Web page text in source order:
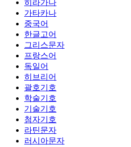
히라가나
가타카나
중국어
한글고어
그리스문자
프랑스어
독일어
히브리어
괄호기호
학술기호
기술기호
첨자기호
라틴문자
러시아문자